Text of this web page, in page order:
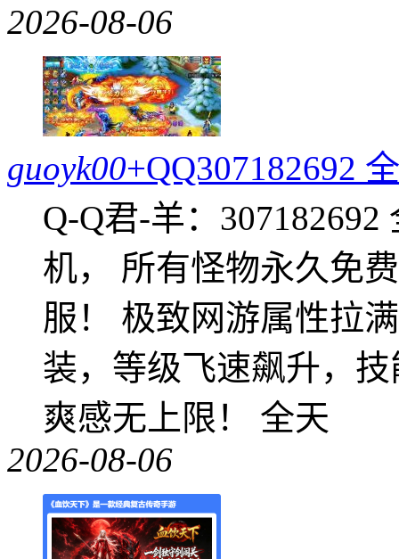
2026-08-06
guoyk00+QQ307182692
Q-Q君-羊：
机， 所有怪物永久免
服！ 极致网游属性拉
装，等级飞速飙升，
爽感无上限！ 全天
2026-08-06